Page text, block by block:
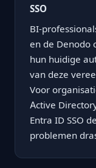
SSO
BI-
en de Denodo
hun huidige
van deze
Voor
Active
Entra ID SSO
problemen